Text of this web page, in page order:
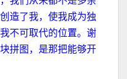
造了我，使我成为独
不可取代的位置。谢
拼图，是那把能够开